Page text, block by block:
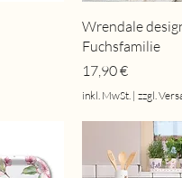
Wrendale
Fuchsfamilie
Preis
17,90 €
inkl. MwSt. | zzgl.